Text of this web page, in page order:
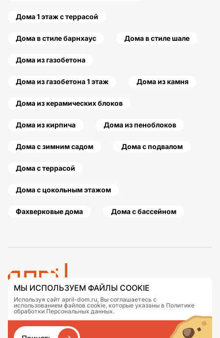
Дома 1 этаж с террасой
Дома в стиле барнхаус Дома в стиле шале
Дома из газобетона
Дома из газобетона 1 этаж Дома из камня
Дома из керамических блоков
Дома из кирпича Дома из пеноблоков
Дома с зимним садом Дома с подвалом
Дома с террасой
Дома с цокольным этажом
Фахверковые дома Дома с бассейном
Проекты
Подобрать дом
Портфолио
О компании
Контакты
Журнал
Как заказать
МЫ ИСПОЛЬЗУЕМ ФАЙЛЫ COOKIE
Используя сайт april-dom.ru, Вы соглашаетесь с
использованием файлов cookie, которые указаны в Политике
обработки Персональных данных.